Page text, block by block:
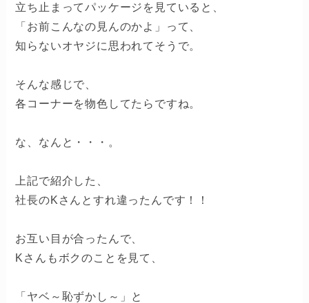
立ち止まってパッケージを見ていると、
「お前こんなの見んのかよ」って、
知らないオヤジに思われてそうで。
そんな感じで、
各コーナーを物色してたらですね。
な、なんと・・・。
上記で紹介した、
社長のKさんとすれ違ったんです！！
お互い目が合ったんで、
Kさんもボクのことを見て、
「ヤベ～恥ずかし～」と